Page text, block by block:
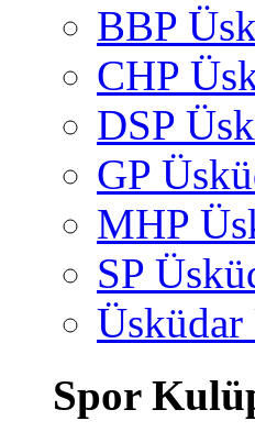
BBP
CHP
DSP
GP
MHP
SP
Üsküdar
Spor